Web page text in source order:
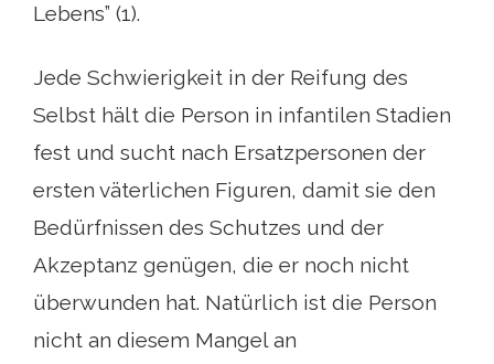
Lebens” (1).
Jede Schwierigkeit in der Reifung des
Selbst hält die Person in infantilen Stadien
fest und sucht nach Ersatzpersonen der
ersten väterlichen Figuren, damit sie den
Bedürfnissen des Schutzes und der
Akzeptanz genügen, die er noch nicht
überwunden hat. Natürlich ist die Person
nicht an diesem Mangel an